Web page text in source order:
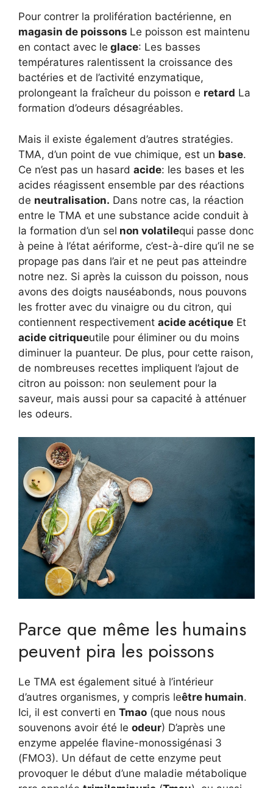
Pour contrer la prolifération bactérienne, en
magasin de poissons Le poisson est maintenu
en contact avec le glace: Les basses
températures ralentissent la croissance des
bactéries et de l’activité enzymatique,
prolongeant la fraîcheur du poisson e retard La
formation d’odeurs désagréables.
Mais il existe également d’autres stratégies.
TMA, d’un point de vue chimique, est un base.
Ce n’est pas un hasard acide: les bases et les
acides réagissent ensemble par des réactions
de neutralisation. Dans notre cas, la réaction
entre le TMA et une substance acide conduit à
la formation d’un sel non volatilequi passe donc
à peine à l’état aériforme, c’est-à-dire qu’il ne se
propage pas dans l’air et ne peut pas atteindre
notre nez. Si après la cuisson du poisson, nous
avons des doigts nauséabonds, nous pouvons
les frotter avec du vinaigre ou du citron, qui
contiennent respectivement acide acétique Et
acide citriqueutile pour éliminer ou du moins
diminuer la puanteur. De plus, pour cette raison,
de nombreuses recettes impliquent l’ajout de
citron au poisson: non seulement pour la
saveur, mais aussi pour sa capacité à atténuer
les odeurs.
Parce que même les humains
peuvent pira les poissons
Le TMA est également situé à l’intérieur
d’autres organismes, y compris leêtre humain.
Ici, il est converti en Tmao (que nous nous
souvenons avoir été le odeur) D’après une
enzyme appelée flavine-monossigénasi 3
(FMO3). Un défaut de cette enzyme peut
provoquer le début d’une maladie métabolique